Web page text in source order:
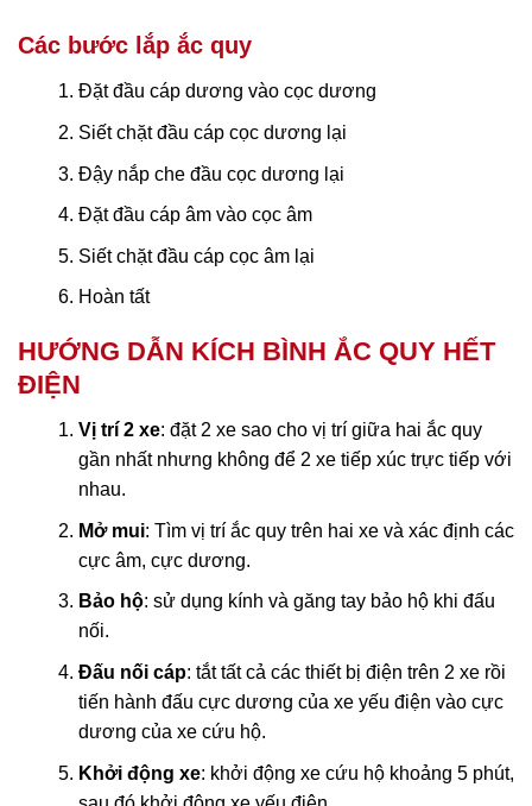
Các bước lắp ắc quy
Đặt đầu cáp dương vào cọc dương
Siết chặt đầu cáp cọc dương lại
Đậy nắp che đầu cọc dương lại
Đặt đầu cáp âm vào cọc âm
Siết chặt đầu cáp cọc âm lại
Hoàn tất
HƯỚNG DẪN KÍCH BÌNH ẮC QUY HẾT
ĐIỆN
Vị trí 2 xe: đặt 2 xe sao cho vị trí giữa hai ắc quy
gần nhất nhưng không để 2 xe tiếp xúc trực tiếp với
nhau.
Mở mui: Tìm vị trí ắc quy trên hai xe và xác định các
cực âm, cực dương.
Bảo hộ: sử dụng kính và găng tay bảo hộ khi đấu
nối.
Đấu nối cáp: tắt tất cả các thiết bị điện trên 2 xe rồi
tiến hành đấu cực dương của xe yếu điện vào cực
dương của xe cứu hộ.
Khởi động xe: khởi động xe cứu hộ khoảng 5 phút,